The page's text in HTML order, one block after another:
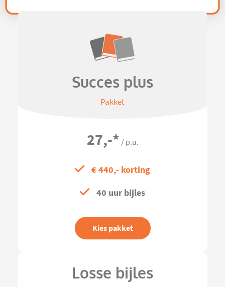
Succes plus
Pakket
27,-* / p.u.
€ 440,- korting
40 uur bijles
Kies pakket
Losse bijles